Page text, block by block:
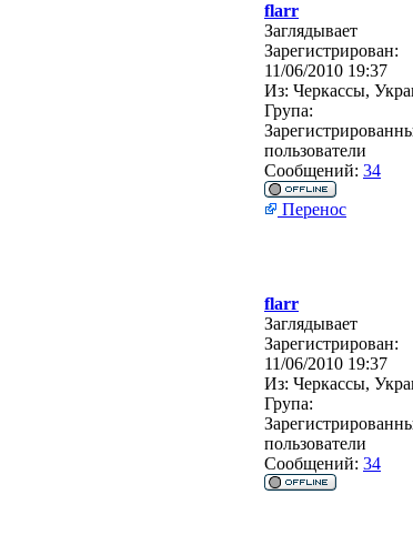
flarr
Заглядывает
Зарегистрирован:
11/06/2010 19:37
Из: Черкассы,
Група:
пользователи
Сообщений: 34
Перенос
flarr
Заглядывает
Зарегистрирован:
11/06/2010 19:37
Из: Черкассы,
Група:
пользователи
Сообщений: 34